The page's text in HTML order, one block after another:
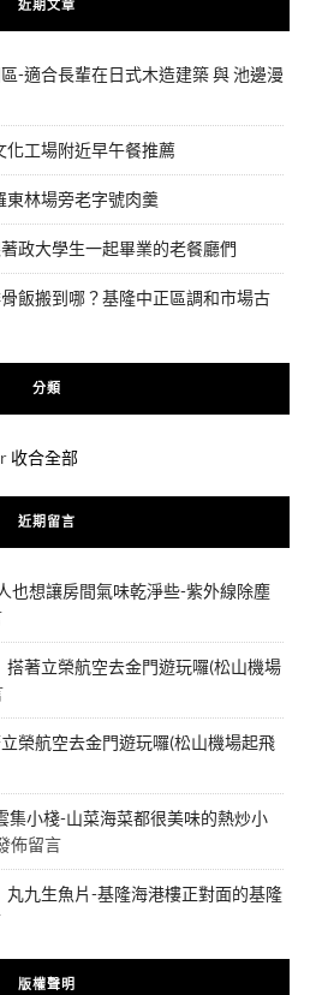
近期文章
-適合長輩在日式木造建築 與 池邊漫
化工場附近早午餐推薦
東林場旁老字號肉羹
政大學生一起畢業的老餐廳們
飯搬到哪？基隆中正區調和市場古
分類
收合全部
近期留言
也想讓房間氣味乾淨些-紫外線除塵
搭著立榮航空去金門遊玩囉(松山機場
立榮航空去金門遊玩囉(松山機場起飛
集小棧-山菜海菜都很美味的熱炒小
佈留言
丸九生魚片-基隆海港樓正對面的基隆
版權聲明